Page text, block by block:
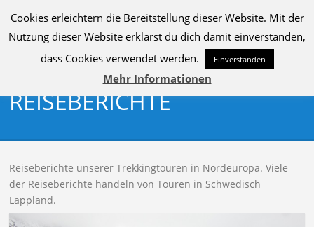
MENU
REISEBERICHTE
Reiseberichte unserer Trekkingtouren in Nordeuropa. Viele
der Reiseberichte handeln von Touren in Schwedisch
Lappland.
Cookies erleichtern die Bereitstellung dieser Website. Mit der
Nutzung dieser Website erklärst du dich damit einverstanden,
dass Cookies verwendet werden.
Einverstanden
Mehr Informationen